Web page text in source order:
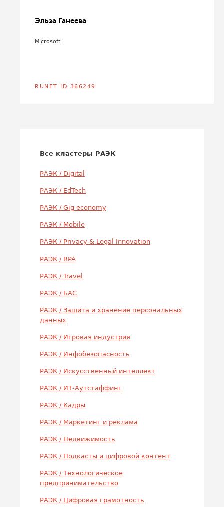
Эльза Ганеева
Microsoft
RUNET ID 366249
Все кластеры РАЭК
РАЭК / Digital
РАЭК / EdTech
РАЭК / Gig economy
РАЭК / Mobile
РАЭК / Privacy & Legal Innovation
РАЭК / RPA
РАЭК / Travel
РАЭК / БАС
РАЭК / Защита и хранение персональных
данных
РАЭК / Игровая индустрия
РАЭК / Инфобезопасность
РАЭК / Искусственный интеллект
РАЭК / ИТ-Аутстаффинг
РАЭК / Кадры
РАЭК / Маркетинг и реклама
РАЭК / Недвижимость
РАЭК / Подкасты и цифровой контент
РАЭК / Технологическое
предпринимательство
РАЭК / Цифровая грамотность